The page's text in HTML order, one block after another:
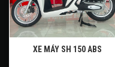
XE MÁY SH 150 ABS